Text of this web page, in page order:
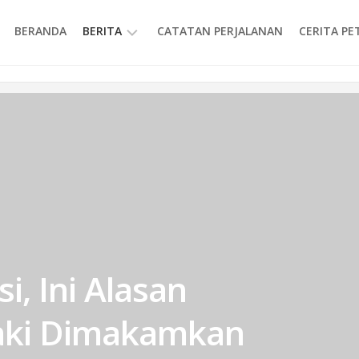
BERANDA BERITA CATATAN PERJALANAN CERITA
Ini Alasan
Dimakamkan